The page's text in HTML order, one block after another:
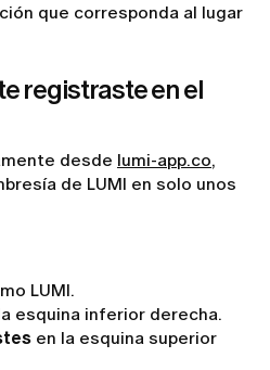
que corresponda al lugar
registraste en el
desde lumi-app.co,
de LUMI en solo unos
LUMI.
esquina inferior derecha.
en la esquina superior